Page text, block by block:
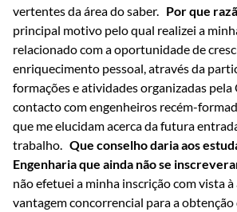
vertentes da área do saber. Por que
principal motivo pelo qual realizei a
relacionado com a oportunidade de
enriquecimento pessoal, através da
formações e atividades organizadas pela
contacto com engenheiros recém-
que me elucidam acerca da futura
trabalho. Que conselho daria aos
Engenharia que ainda não se
não efetuei a minha inscrição com vista
vantagem concorrencial para a